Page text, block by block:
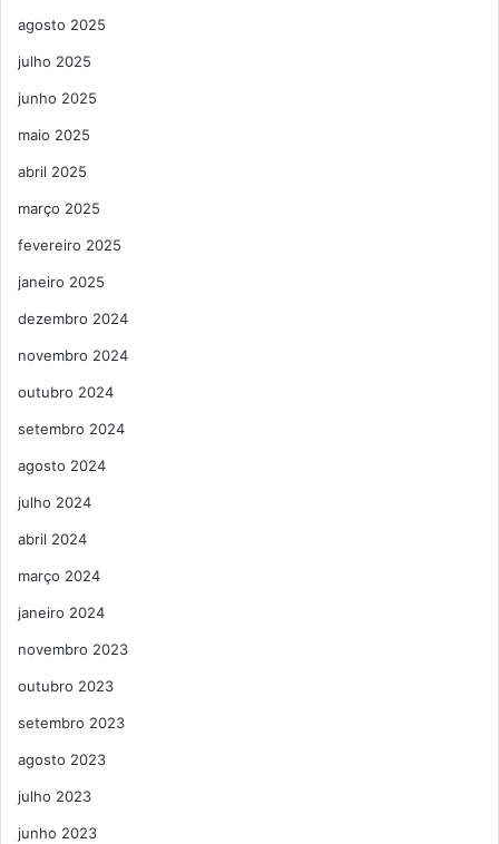
agosto 2025
julho 2025
junho 2025
maio 2025
abril 2025
março 2025
fevereiro 2025
janeiro 2025
dezembro 2024
novembro 2024
outubro 2024
setembro 2024
agosto 2024
julho 2024
abril 2024
março 2024
janeiro 2024
novembro 2023
outubro 2023
setembro 2023
agosto 2023
julho 2023
junho 2023